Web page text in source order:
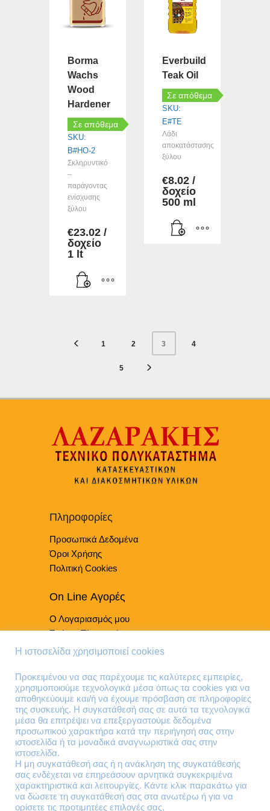
παραλλαγές.
επιλεγούν
σελίδα
προϊόντος
Borma
Wachs
Wood
Hardener
Σε απόθεμα
SKU:
B#HO-2
Σκληρυντικό
–
παράγοντας
ενίσχυσης
ξύλου
€23.02 /
δοχείο
1 lt
Everbuild
Teak Oil
Σε απόθεμα
SKU:
E#TE
Λάδι
αποκατάστασης
ξύλου
€8.02 /
δοχείο
500 ml
1 2 3 4
5
Πληροφορίες
Προσωπικά Δεδομένα
Όροι Χρήσης
Πολιτική Cookies
On Line Αγορές
Ο Λογαριασμός μου
Τρόποι Πληρωμής
Τρόποι Παράδοσης
Τηλέφωνα Επικοινωνίας
210 41 13 636
210 41 13 280
Διεύθυνση
Θηβών 220
Άγιος Ιωάννης
Ρέντης
Η ιστοσελίδα χρησιμοποιεί cookies
Προκειμένου να σας παρέχουμε τις καλύτερες εμπειρίες,
χρησιμοποιούμε τεχνολογικά μέσα όπως τα cookies για να
αποθηκεύουμε και/ή να έχουμε πρόσβαση σε πληροφορίες
της συσκευής. Η συγκατάθεσή σας σε αυτά τα τεχνολογικά
μέσα θα επιτρέψει να επεξεργαστούμε δεδομένα
προσωπικού χαρακτήρα κατά την περιήγησή σας στην
ιστοσελίδα ή τα μοναδικά αναγνωριστικά σας στην
ιστοσελίδα.
Η μη συγκατάθεσή σας ή η ανάκληση της συγκατάθεσής
σας ενδέχεται να επηρεάσουν αρνητικά συγκεκριμένα
χαρακτηριστικά και λειτουργίες. Κάντε κλικ παρακάτω για
να δώσετε τη συγκατάθεσή σας στα ανωτέρω ή για να
ορίσετε τις προτιμητέες επιλογές σας,